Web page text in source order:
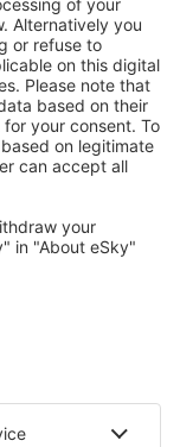
für eingeloggte
Hotels,
in Stavanger